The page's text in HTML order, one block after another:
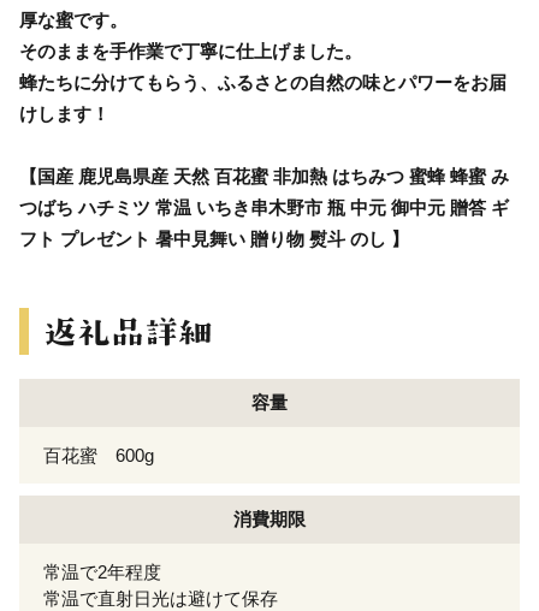
厚な蜜です。
そのままを手作業で丁寧に仕上げました。
蜂たちに分けてもらう、ふるさとの自然の味とパワーをお届
けします！
【国産 鹿児島県産 天然 百花蜜 非加熱 はちみつ 蜜蜂 蜂蜜 み
つばち ハチミツ 常温 いちき串木野市 瓶 中元 御中元 贈答 ギ
フト プレゼント 暑中見舞い 贈り物 熨斗 のし 】
容量
百花蜜 600g
消費期限
常温で2年程度
常温で直射日光は避けて保存